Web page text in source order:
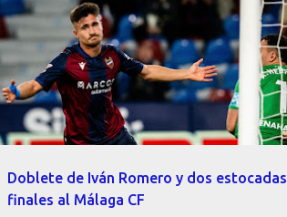
Doblete de Iván Romero y dos estocadas
finales al Málaga CF
ÁNGEL ALGOBIA CARLOS ESPÍ CRÓNICAS
IVÁN ROMERO LEVANTE UD MÁLAGA CF